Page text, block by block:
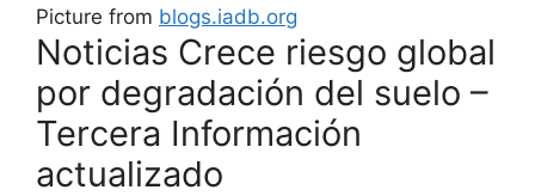
Picture from blogs.iadb.org
Noticias Crece riesgo global
por degradación del suelo –
Tercera Información
actualizado